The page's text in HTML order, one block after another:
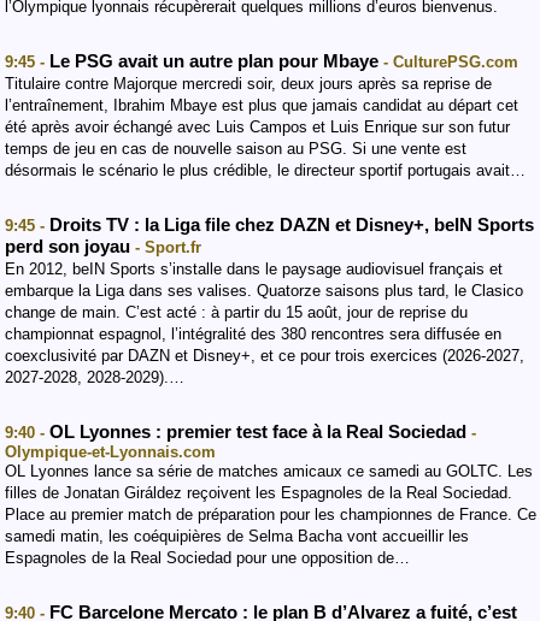
l’Olympique lyonnais récupèrerait quelques millions d’euros bienvenus.
9:45 - Le PSG avait un autre plan pour Mbaye - CulturePSG.com
Titulaire contre Majorque mercredi soir, deux jours après sa reprise de
l’entraînement, Ibrahim Mbaye est plus que jamais candidat au départ cet
été après avoir échangé avec Luis Campos et Luis Enrique sur son futur
temps de jeu en cas de nouvelle saison au PSG. Si une vente est
désormais le scénario le plus crédible, le directeur sportif portugais avait…
9:45 - Droits TV : la Liga file chez DAZN et Disney+, beIN Sports
perd son joyau - Sport.fr
En 2012, beIN Sports s’installe dans le paysage audiovisuel français et
embarque la Liga dans ses valises. Quatorze saisons plus tard, le Clasico
change de main. C’est acté : à partir du 15 août, jour de reprise du
championnat espagnol, l’intégralité des 380 rencontres sera diffusée en
coexclusivité par DAZN et Disney+, et ce pour trois exercices (2026-2027,
2027-2028, 2028-2029).…
9:40 - OL Lyonnes : premier test face à la Real Sociedad -
Olympique-et-Lyonnais.com
OL Lyonnes lance sa série de matches amicaux ce samedi au GOLTC. Les
filles de Jonatan Giráldez reçoivent les Espagnoles de la Real Sociedad.
Place au premier match de préparation pour les championnes de France. Ce
samedi matin, les coéquipières de Selma Bacha vont accueillir les
Espagnoles de la Real Sociedad pour une opposition de…
9:40 - FC Barcelone Mercato : le plan B d’Alvarez a fuité, c’est